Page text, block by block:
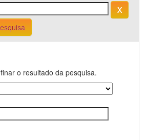
o resultado da pesquisa.